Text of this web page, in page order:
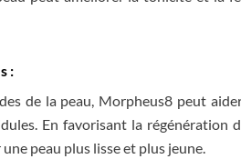
:
de la peau, Morpheus8 peut
En favorisant la régénération
peau plus lisse et plus jeune.